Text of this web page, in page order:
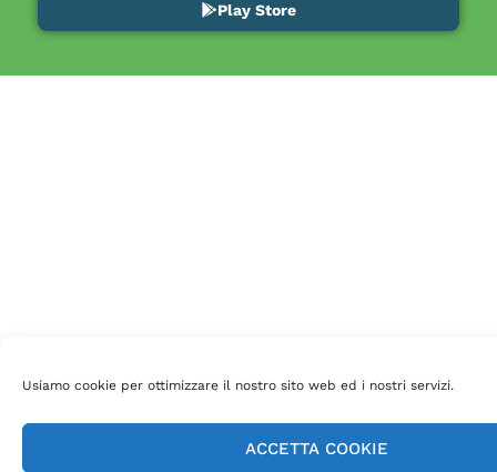
Usiamo cookie per ottimizzare il nostro sito web ed i nostri servizi.
ACCETTA COOKIE
Play Store